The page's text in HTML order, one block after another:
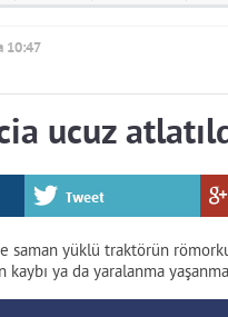
10:47
ucuz
Tweet
saman yüklü traktörün
ya da yaralanma